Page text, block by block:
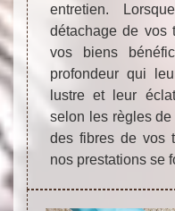
entretien.
détachage de vos
vos biens
profondeur qui
lustre et leur
selon les règles de
des fibres de vos
nos prestations se